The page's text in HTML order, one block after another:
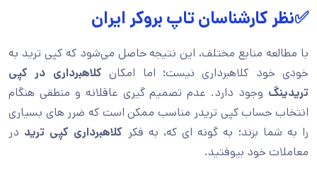
✅نظر کارشناسان تاپ بروکر ایران
با مطالعه منابع مختلف، این نتیجه حاصل می‌شود که کپی ترید به
خودی خود کلاهبرداری نیست؛ اما امکان کلاهبرداری در کپی
تریدینگ وجود دارد. عدم تصمیم گیری عاقلانه و منطقی هنگام
انتخاب حساب کپی تریدر مناسب ممکن است که ضرر های بسیاری
را به شما بزند؛ به گونه ای که، به فکر کلاهبرداری کپی ترید در
معاملات خود بیوفتید.